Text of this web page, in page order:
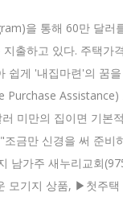
을 통해 60만 달러
출하고 있다. 주택
쉽게 '내집마련'의 꿈
Purchase
미만의 집이면 기본
금만 신경을 써 준
남가주 새누리교회
모기지 상품, ▶첫주